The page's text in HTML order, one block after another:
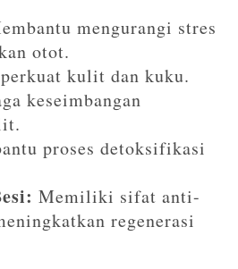
mengurangi stres
otot.
kulit dan kuku.
keseimbangan
proses detoksifikasi
Memiliki sifat anti-
regenerasi